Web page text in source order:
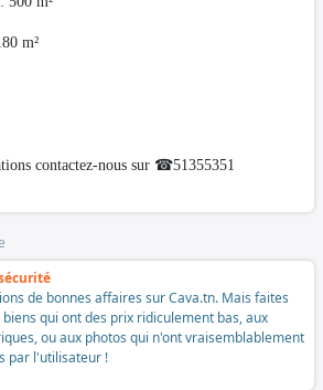
m²
contactez-nous sur ☎51355351
de bonnes affaires sur Cava.tn. Mais faites
qui ont des prix ridiculement bas, aux
ou aux photos qui n'ont vraisemblablement
par l'utilisateur !